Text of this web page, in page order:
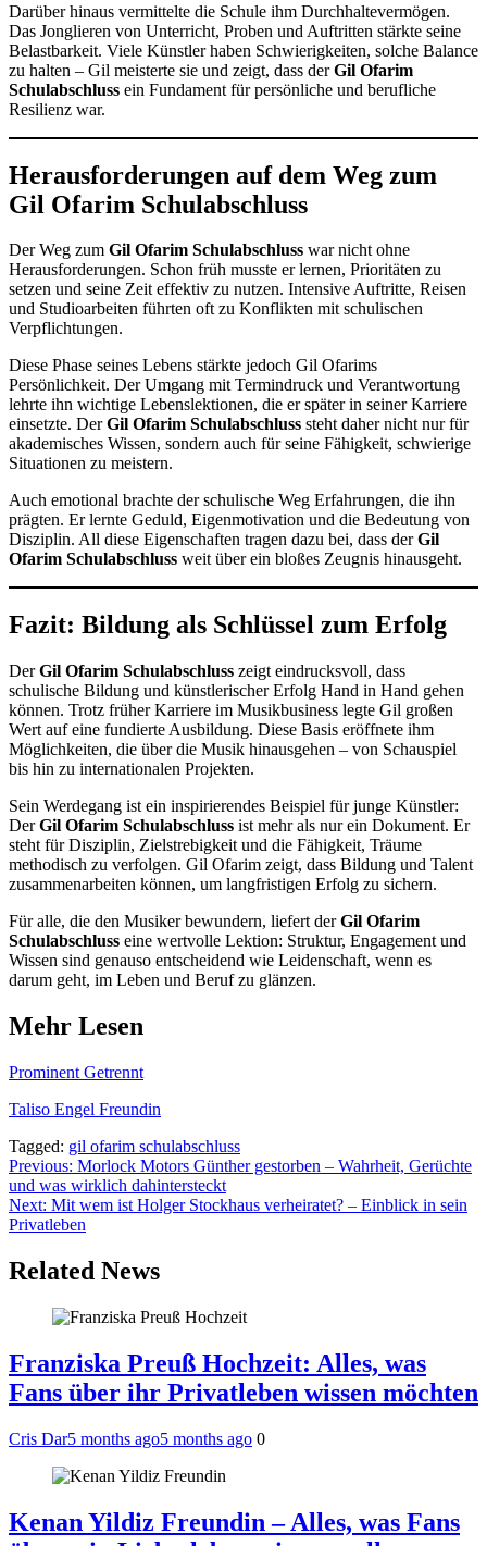
Darüber hinaus vermittelte die Schule ihm Durchhaltevermögen.
Das Jonglieren von Unterricht, Proben und Auftritten stärkte seine
Belastbarkeit. Viele Künstler haben Schwierigkeiten, solche Balance
zu halten – Gil meisterte sie und zeigt, dass derGil Ofarim
Schulabschluss ein Fundament für persönliche und berufliche
Resilienz war.
Herausforderungen auf dem Weg zum
Gil Ofarim Schulabschluss
Der Weg zum Gil Ofarim Schulabschluss war nicht ohne
Herausforderungen. Schon früh musste er lernen, Prioritäten zu
setzen und seine Zeit effektiv zu nutzen. Intensive Auftritte, Reisen
und Studioarbeiten führten oft zu Konflikten mit schulischen
Verpflichtungen.
Diese Phase seines Lebens stärkte jedoch Gil Ofarims
Persönlichkeit. Der Umgang mit Termindruck und Verantwortung
lehrte ihn wichtige Lebenslektionen, die er später in seiner Karriere
einsetzte. DerGil Ofarim Schulabschluss steht daher nicht nur für
akademisches Wissen, sondern auch für seine Fähigkeit, schwierige
Situationen zu meistern.
Auch emotional brachte der schulische Weg Erfahrungen, die ihn
prägten. Er lernte Geduld, Eigenmotivation und die Bedeutung von
Disziplin. All diese Eigenschaften tragen dazu bei, dass derGil
Ofarim Schulabschluss weit über ein bloßes Zeugnis hinausgeht.
Fazit: Bildung als Schlüssel zum Erfolg
DerGil Ofarim Schulabschluss zeigt eindrucksvoll, dass
schulische Bildung und künstlerischer Erfolg Hand in Hand gehen
können. Trotz früher Karriere im Musikbusiness legte Gil großen
Wert auf eine fundierte Ausbildung. Diese Basis eröffnete ihm
Möglichkeiten, die über die Musik hinausgehen – von Schauspiel
bis hin zu internationalen Projekten.
Sein Werdegang ist ein inspirierendes Beispiel für junge Künstler:
DerGil Ofarim Schulabschluss ist mehr als nur ein Dokument. Er
steht für Disziplin, Zielstrebigkeit und die Fähigkeit, Träume
methodisch zu verfolgen. Gil Ofarim zeigt, dass Bildung und Talent
zusammenarbeiten können, um langfristigen Erfolg zu sichern.
Für alle, die den Musiker bewundern, liefert derGil Ofarim
Schulabschluss eine wertvolle Lektion: Struktur, Engagement und
Wissen sind genauso entscheidend wie Leidenschaft, wenn es
darum geht, im Leben und Beruf zu glänzen.
Mehr Lesen
Prominent Getrennt
Taliso Engel Freundin
Tagged: gil ofarim schulabschluss
Post
navigation
Previous: Morlock Motors Günther gestorben – Wahrheit, Gerüchte
und was wirklich dahintersteckt
Next: Mit wem ist Holger Stockhaus verheiratet? – Einblick in sein
Privatleben
Related News
Franziska Preuß Hochzeit: Alles, was
Fans über ihr Privatleben wissen möchten
Cris Dar5 months ago5 months ago 0
Kenan Yildiz Freundin – Alles, was Fans